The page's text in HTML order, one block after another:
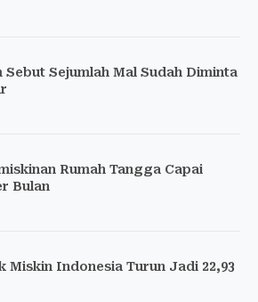
Sebut Sejumlah Mal Sudah Diminta
Rumah Tangga Capai
Bulan
Miskin Indonesia Turun Jadi 22,93